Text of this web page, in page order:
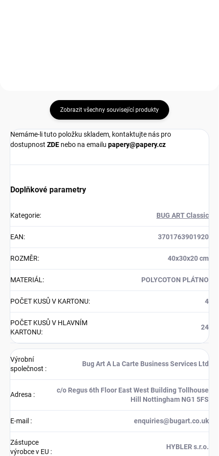
Zobrazit všechny související produkty
Nemáme-li tuto položku skladem, kontaktujte nás pro
dostupnost ZDE nebo na emailu papery@papery.cz
Doplňkové parametry
Kategorie: BUG ART Classic
EAN: 3701763901920
ROZMĚR: 40x30x20 cm
MATERIÁL : POLYCOTON PLÁTNO
POČET KUSŮ V KARTONU: 4
POČET KUSŮ V HLAVNÍM
KARTONU:
24
Výrobní
společnost :
Bug Art A La Carte Business Services Ltd
Adresa :
c/o Regus 6th Floor East West Building Tollhouse
Hill Nottingham NG1 5FS
E-mail : enquiries@bugart.co.uk
Zástupce
výrobce v EU :
HYBLER s.r.o.